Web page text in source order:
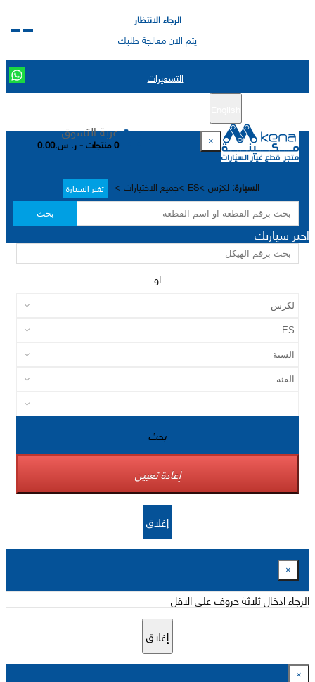
الرجاء الانتظار
يتم الان معالجة طلبك
التسعيرات
عربة التسوق
0 منتجات - ر. س.0.00
السيارة: لكزس->ES->جميع الاختيارات-> تغير السيارة
بحث
×
اختر سيارتك
او
بحث
إعادة تعيين
إغلاق
×
الرجاء ادخال ثلاثة حروف على الاقل
إغلاق
×